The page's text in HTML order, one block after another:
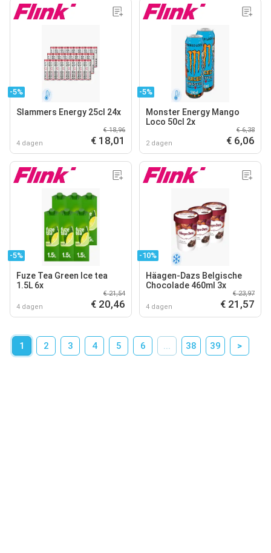
-5%
Slammers Energy 25cl 24x
4 dagen
€ 18,96
€ 18,01
-5%
Monster Energy Mango
Loco 50cl 2x
2 dagen
€ 6,38
€ 6,06
-5%
Fuze Tea Green Ice tea
1.5L 6x
4 dagen
€ 21,54
€ 20,46
-10%
Häagen-Dazs Belgische
Chocolade 460ml 3x
4 dagen
€ 23,97
€ 21,57
1 2 3 4 5 6 38 39 >